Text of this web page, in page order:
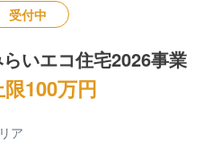
受付中
いエコ住宅2026事業
100万円
ア